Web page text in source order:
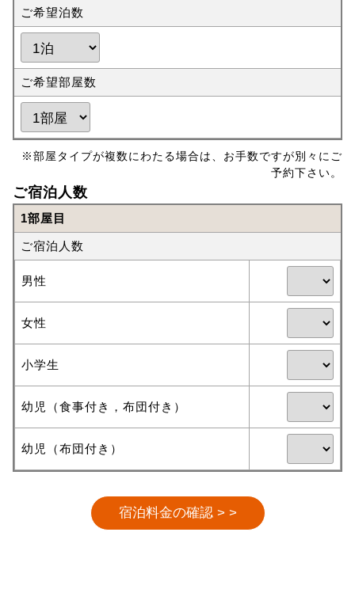
ご希望泊数
ご希望部屋数
※部屋タイプが複数にわたる場合は、お手数ですが別々にご
予約下さい。
ご宿泊人数
1部屋目
ご宿泊人数
男性
女性
小学生
幼児（食事付き，布団付き）
幼児（布団付き）
宿泊料金の確認 > >